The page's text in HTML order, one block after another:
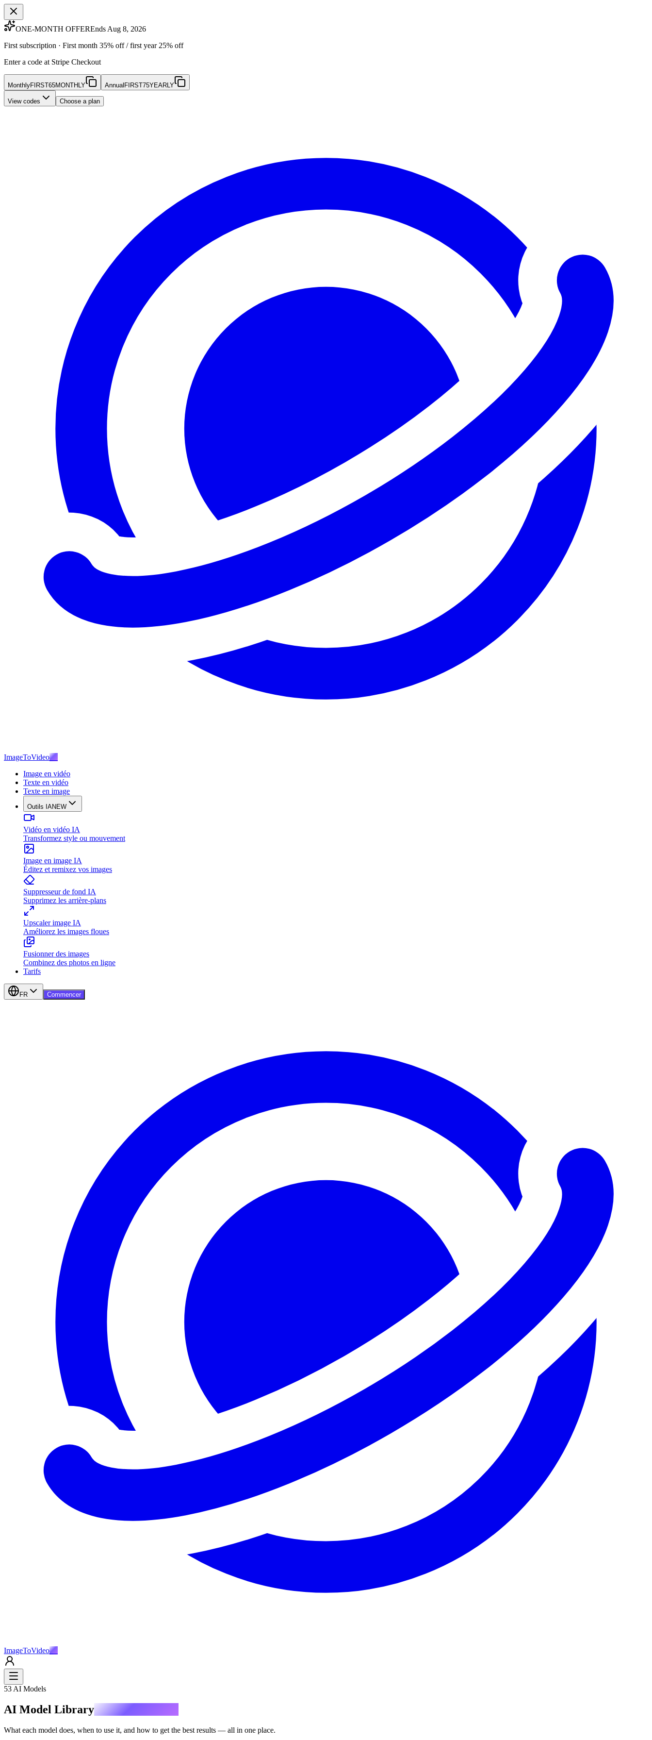
ONE-MONTH OFFEREnds Aug 8, 2026
First subscription · First month 35% off / first year 25% off
Enter a code at Stripe Checkout
MonthlyFIRST65MONTHLY Annual FIRST75YEARLY
View codes Choose a plan
ImageToVideoAI
Image en vidéo
Texte en vidéo
Texte en image
Outils IANEW
Vidéo en vidéo IA
Transformez style ou mouvement
Image en image IA
Éditez et remixez vos images
Suppresseur de fond IA
Supprimez les arrière-plans
Upscaler image IA
Améliorez les images floues
Fusionner des images
Combinez des photos en ligne
Tarifs
FR Commencer
ImageToVideoAI
53 AI Models
AI Model LibraryComplete Guide
What each model does, when to use it, and how to get the best results — all in one place.